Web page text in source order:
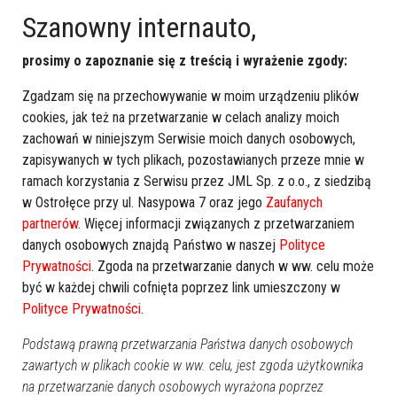
Ostrołęka: Złamany konar niemal uszkodził
budynek mieszkalny
Szanowny internauto,
prosimy o zapoznanie się z treścią i wyrażenie zgody:
Zgadzam się na przechowywanie w moim urządzeniu plików
cookies, jak też na przetwarzanie w celach analizy moich
zachowań w niniejszym Serwisie moich danych osobowych,
zapisywanych w tych plikach, pozostawianych przeze mnie w
ramach korzystania z Serwisu przez JML Sp. z o.o., z siedzibą
w Ostrołęce przy ul. Nasypowa 7 oraz jego Zaufanych
partnerów. Więcej informacji związanych z przetwarzaniem
danych osobowych znajdą Państwo w naszej Polityce
Prywatności. Zgoda na przetwarzanie danych w ww. celu może
być w każdej chwili cofnięta poprzez link umieszczony w
Polityce Prywatności.
Podstawą prawną przetwarzania Państwa danych osobowych
zawartych w plikach cookie w ww. celu, jest zgoda użytkownika
na przetwarzanie danych osobowych wyrażona poprzez